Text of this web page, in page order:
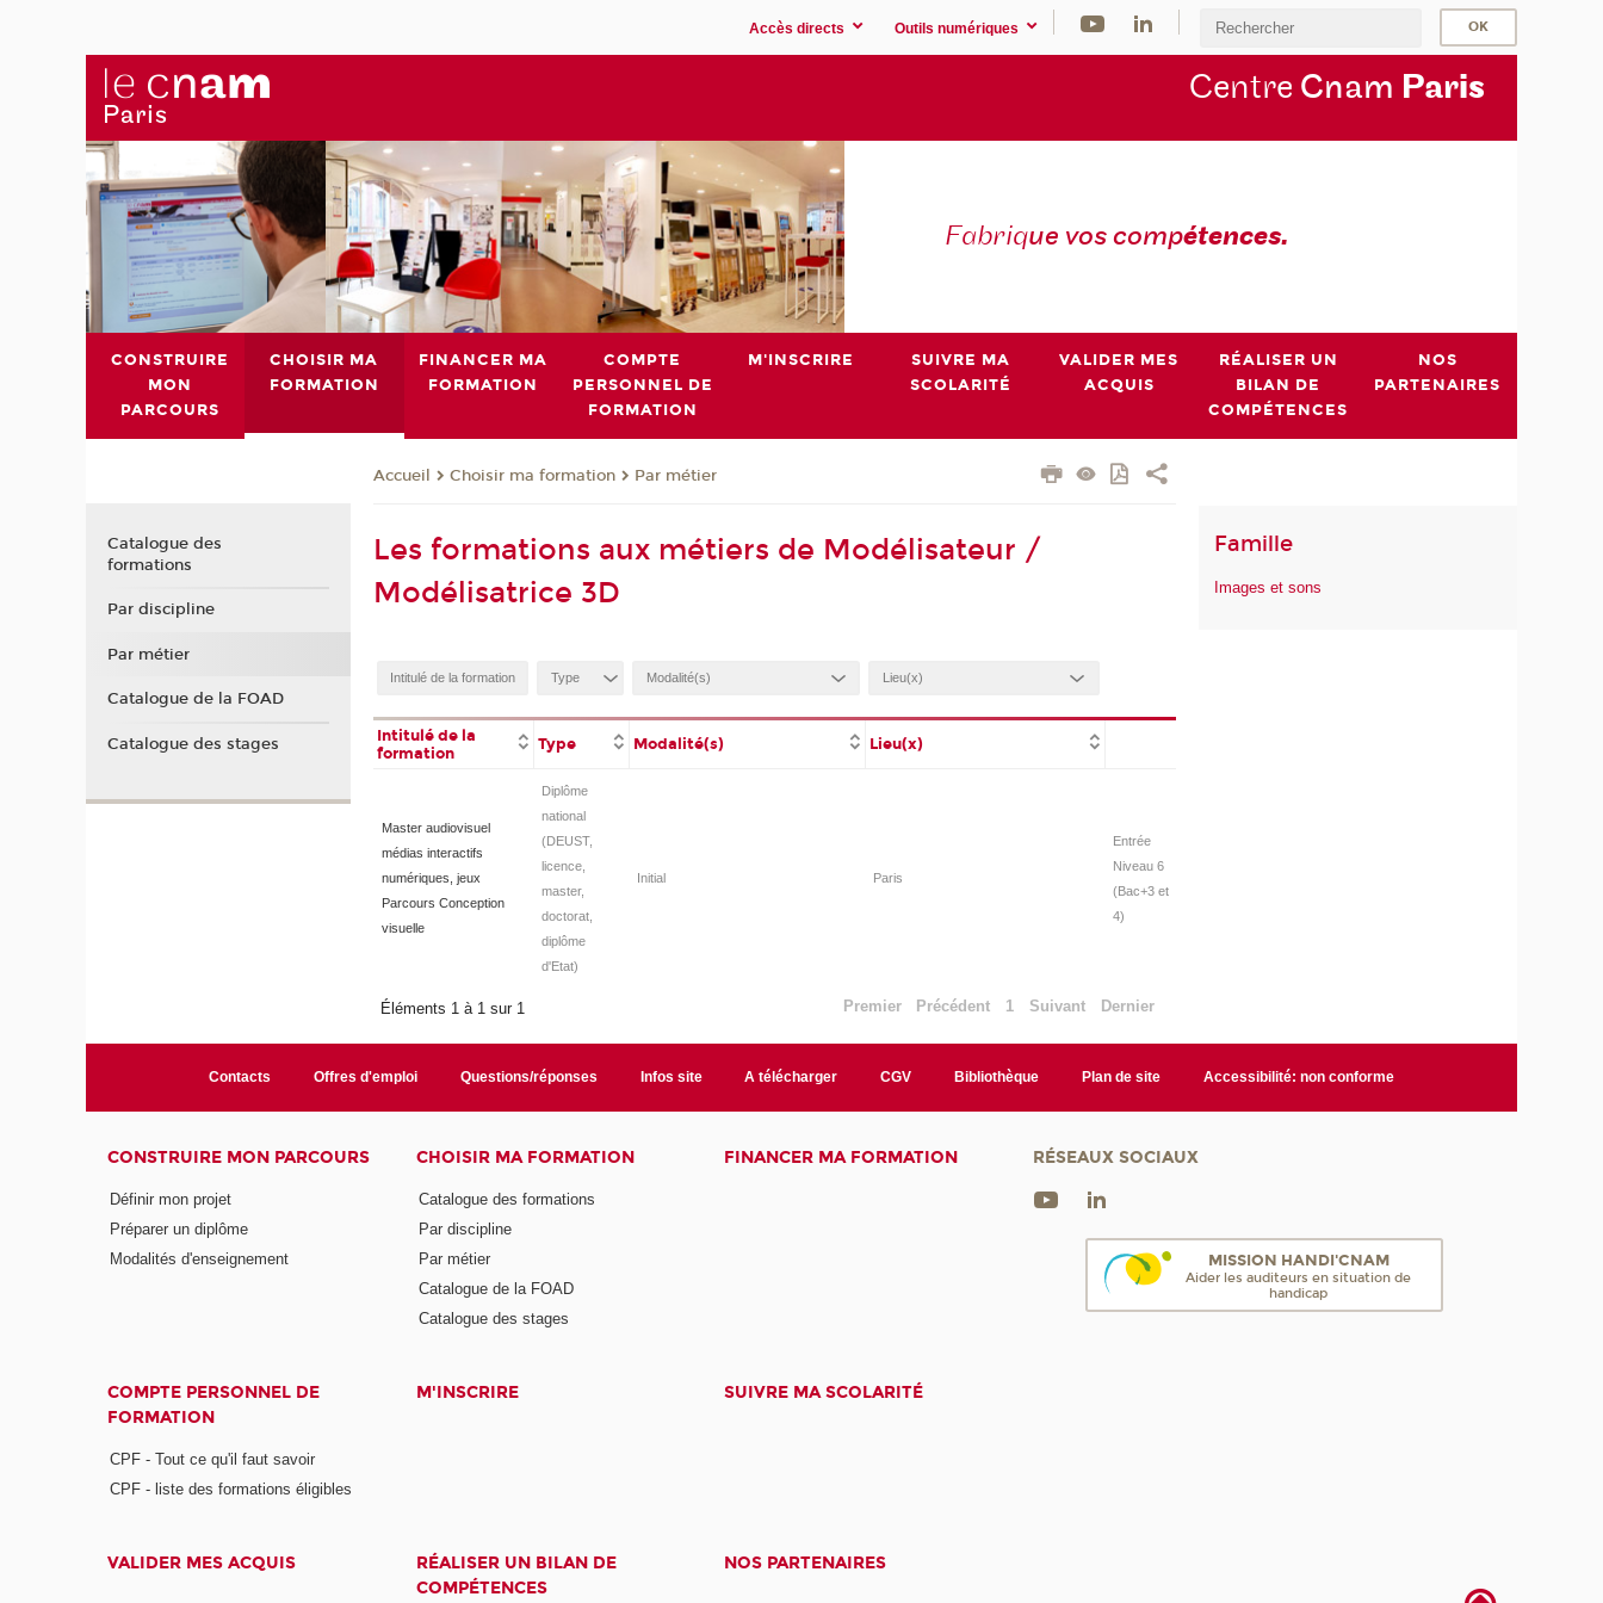
Accès directs Outils numériques
Centre Cnam Paris
Fabrique vos compétences.
CONSTRUIRE
MON
PARCOURS
CHOISIR MA
FORMATION
FINANCER MA
FORMATION
COMPTE
PERSONNEL DE
FORMATION
M'INSCRIRE
SUIVRE MA
SCOLARITÉ
VALIDER MES
ACQUIS
RÉALISER UN
BILAN DE
COMPÉTENCES
NOS
PARTENAIRES
Accueil Choisir ma formation Par métier
Les formations aux métiers de Modélisateur /
Modélisatrice 3D
Intitulé de la
formation
Type Modalité(s) Lieu(x)
Master audiovisuel
médias interactifs
numériques, jeux
Parcours Conception
visuelle
Diplôme
national
(DEUST,
licence,
master,
doctorat,
diplôme
d'Etat)
Initial Paris
Entrée
Niveau 6
(Bac+3 et
4)
Éléments 1 à 1 sur 1 Premier Précédent 1 Suivant Dernier
Famille
Images et sons
Catalogue des
formations
Par discipline
Par métier
Catalogue de la FOAD
Catalogue des stages
Contacts Offres d'emploi Questions/réponses Infos site A télécharger CGV Bibliothèque Plan de site Accessibilité: non conforme
CONSTRUIRE MON PARCOURS
Définir mon projet
Préparer un diplôme
Modalités d'enseignement
CHOISIR MA FORMATION
Catalogue des formations
Par discipline
Par métier
Catalogue de la FOAD
Catalogue des stages
FINANCER MA FORMATION
COMPTE PERSONNEL DE
FORMATION
CPF - Tout ce qu'il faut savoir
CPF - liste des formations éligibles
M'INSCRIRE SUIVRE MA SCOLARITÉ
VALIDER MES ACQUIS
RÉALISER UN BILAN DE
COMPÉTENCES
NOS PARTENAIRES
RÉSEAUX SOCIAUX
MISSION HANDI'CNAM
Aider les auditeurs en situation de
handicap